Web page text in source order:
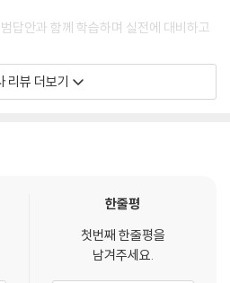
답안과 함께 학습하며 실전에 대비하고
경향을 반영하여 출제 가능성이 높은
악!
으로 한 “대표문제”를 통해, 실제 시험
리뷰 더보기
한줄평
첫번째 한줄평을
남겨주세요.